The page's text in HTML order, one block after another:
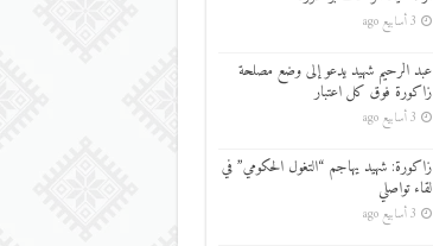
3 أسابيع ago
عبد الرحيم شهيد يدعو إلى وضع مصلحة
زاكورة فوق كل اعتبار
3 أسابيع ago
زاكورة: شهيد يهاجم “التغول الحكومي” في
لقاء تواصلي
3 أسابيع ago